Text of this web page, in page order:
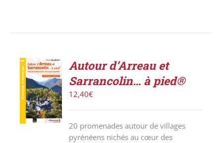
ACHETER
LE
PRODUIT
/
DÉTAILS
Autour d’Arreau et
Sarrancolin… à pied®
12,40€
20 promenades autour de villages
pyrénéens nichés au cœur des